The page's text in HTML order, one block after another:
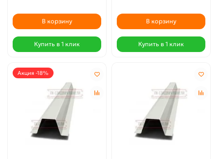
В корзину
Купить в 1 клик
В корзину
Купить в 1 клик
Акция -18%